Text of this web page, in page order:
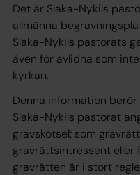
Det är Slaka-Nykils
allmänna
Slaka-Nykils pastorats
även för avlidna som
kyrkan.
Denna information
Slaka-Nykils pastorat
gravskötsel; som
gravrättsintressent eller
gravrätten är i stort